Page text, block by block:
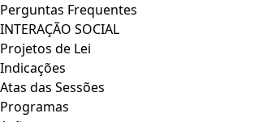
Perguntas Frequentes
INTERAÇÃO SOCIAL
Projetos de Lei
Indicações
Atas das Sessões
Programas